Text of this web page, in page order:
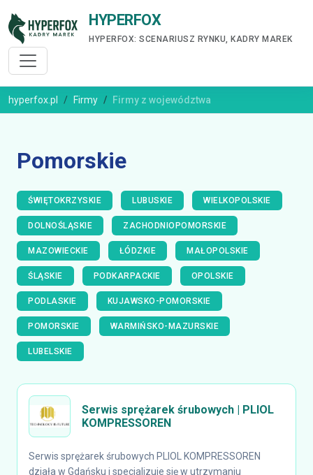
HYPERFOX
HYPERFOX: SCENARIUSZ RYNKU, KADRY MAREK
hyperfox.pl Firmy Firmy z województwa
Pomorskie
ŚWIĘTOKRZYSKIE LUBUSKIE WIELKOPOLSKIE
DOLNOŚLĄSKIE ZACHODNIOPOMORSKIE
MAZOWIECKIE ŁÓDZKIE MAŁOPOLSKIE
ŚLĄSKIE PODKARPACKIE OPOLSKIE
PODLASKIE KUJAWSKO-POMORSKIE
POMORSKIE WARMIŃSKO-MAZURSKIE
LUBELSKIE
Serwis sprężarek śrubowych | PLIOL
KOMPRESSOREN
Serwis sprężarek śrubowych PLIOL KOMPRESSOREN
działa w Gdańsku i specjalizuje się w utrzymaniu